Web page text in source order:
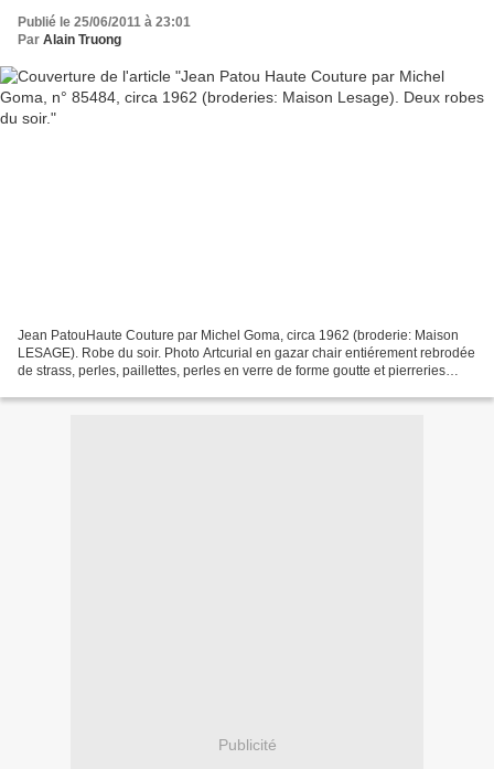
Publié le 25/06/2011 à 23:01
Par Alain Truong
Jean PatouHaute Couture par Michel Goma, circa 1962 (broderie: Maison
LESAGE). Robe du soir. Photo Artcurial en gazar chair entiérement rebrodée
de strass, perles, paillettes, perles en verre de forme goutte et pierreries
Publicité